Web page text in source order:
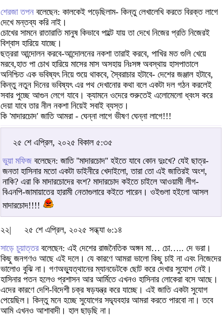
শেরজা তপন বলেছেন: কালকেই পড়েছিলাম- কিন্তু লেখালেখি করতে বিরক্ত লাগে
দেখে মন্তব্য করি নাই।
চোখের সামনে রাতারাতি মানুষ কিভাবে পাল্টে যায় তা দেখে নিজের প্রতি নিজেরই
বিশ্বাস হারিয়ে যাচ্ছে।
ছত্ররা আন্দোলন করবে-আন্দোলনের নকশা তারাই করবে, পাখির মত গুলি খেয়ে
মরবে,হাত পা চোখ হারিয়ে মাসের মাস অসহায় নিঃসঙ্গ অবস্থায় হাসপাতালে
অনিশ্চিত এক ভবিষ্যৎ নিয়ে শুয়ে থাকবে, স্বৈরাচার হটাবে- দেশের জঞ্জাল হটাবে,
কিন্তু নতুন দিনের ভবিষ্যৎ এর পথ দেখানোর কথা বলে একটা দল গঠন করলেই
সবার পুচ্ছে আগুন লেগে যাবে। ক্যামনে ওদেরে শুরুতেই এলোমেলো ধ্বংস করে
দেয়া যাবে তার নীল নকশা নিয়েই সবাই ব্যস্ত।
কি 'মাদারচোদ' জাতি আমরা - ঘেন্না লাগে ভীষণ ঘেন্না লাগে!!!
২৫ শে এপ্রিল, ২০২৫ বিকাল ৫:৩৫
ভুয়া মফিজ বলেছেন: জাতি ''মাদারচোদ'' হইতে যাবে কোন দুঃখে? যেই ছাত্র-
জনতা হাসিনার মতো একটা ডাইনীরে খেদাইলো, তারা তো এই জাতিরই অংশ,
নাকি? এরা কি মাদারচোদের বংশ? মাদারচোদ কইতে চাইলে আওয়ামী লীগ-
বিএনপি-জামায়াতের হারামী নেতাগুলারে কইতে পারেন। ওইগুলা হইলো আসল
মাদারচোদ!!!!
২২|
২৫ শে এপ্রিল, ২০২৫ সন্ধ্যা ৬:১৪
সাড়ে চুয়াত্তর বলেছেন: এই দেশের রাজনৈতিক অঙ্গন মা… চো….. দে ভরা।
কিছু জনগণও আছে এই দলে। যে কারণে আমরা ভালো কিছু চাই না এবং নিজেদের
ভালোও বুঝি না। গণঅভ্যুত্থানের ম্যানডেটকে ছোট করে দেখার সুযোগ নেই।
হাসিনার পতন হলেও প্রশাসন আর আর্মিতে এখনও হাসিনার লোকেরা বসে আছে।
এদের কারণে দেশি-বিদেশী চক্র ষড়যন্ত্র করে যাচ্ছে। এই জাতি একটা সুযোগ
পেয়েছিল। কিন্তু মনে হচ্ছে সুযোগের সদ্ব্যবহার আমরা করতে পারবো না। তবে
আমি এখনও আশাবাদী। হাল ছাড়ছি না।